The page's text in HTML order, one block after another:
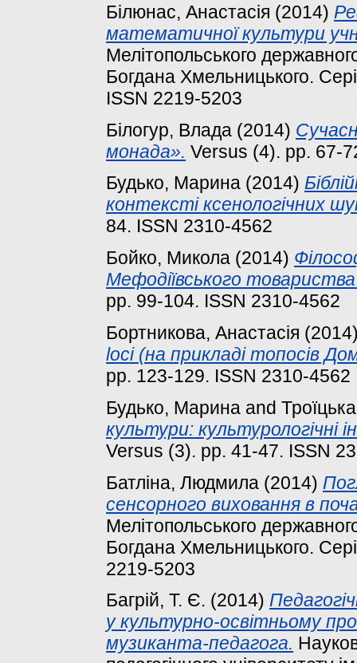
Білюнас, Анастасія (2014)
математичної культури
Мелітопольського
Богдана Хмельницького.
ISSN 2219-5203
Білогур, Влада (2014)
монада». Versus (4). pp. 67-
Будько, Марина (2014)
контексті ксенологічних
84. ISSN 2310-4562
Бойко, Микола (2014)
Мефодіївського
pp. 99-104. ISSN 2310-4562
Бортникова, Анастасія
loci (на прикладі топосів
pp. 123-129. ISSN 2310-4562
Будько, Марина and
культури: культурологічні
Versus (3). pp. 41-47. ISSN
Батліна, Людмила (2014)
сенсорного виховання в
Мелітопольського
Богдана Хмельницького.
2219-5203
Багрій, Т. Є. (2014)
у культурно-освітньому
музиканта-педагога.